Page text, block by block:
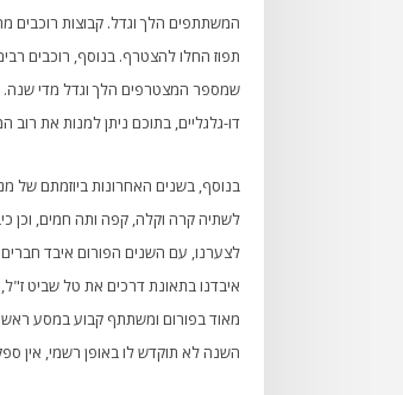
המשתתפים הלך וגדל. קבוצות רוכבים
תפוז החלו להצטרף. בנוסף, רוכבים
דו-גלגליים, בתוכם ניתן למנות את רוב
בנוסף, בשנים האחרונות ביוזמתם של
לשתיה קרה וקלה, קפה ותה חמים, וכן
איבדנו בתאונת דרכים את טל שביט
מאוד בפורום ומשתתף קבוע במסע ראש
השנה לא תוקדש לו באופן רשמי, אין